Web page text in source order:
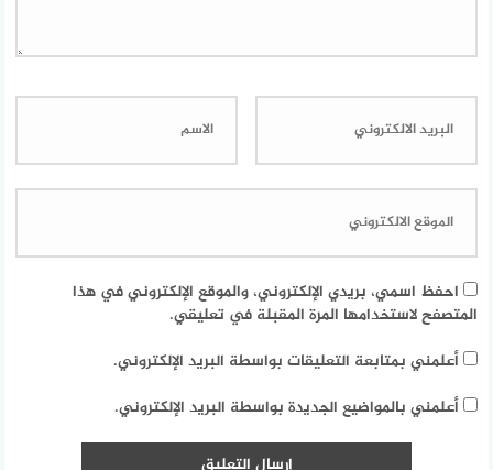
احفظ اسمي، بريدي الإلكتروني، والموقع الإلكتروني في هذا
المتصفح لاستخدامها المرة المقبلة في تعليقي.
أعلمني بمتابعة التعليقات بواسطة البريد الإلكتروني.
أعلمني بالمواضيع الجديدة بواسطة البريد الإلكتروني.